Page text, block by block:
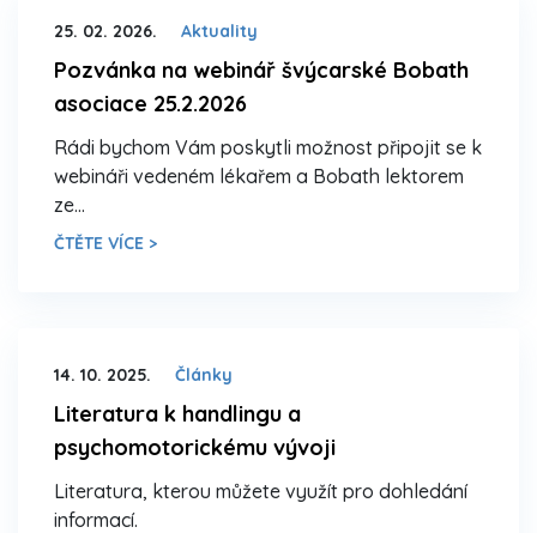
25. 02. 2026. Aktuality
Pozvánka na webinář švýcarské Bobath
asociace 25.2.2026
Rádi bychom Vám poskytli možnost připojit se k
webináři vedeném lékařem a Bobath lektorem
ze…
ČTĚTE VÍCE >
14. 10. 2025. Články
Literatura k handlingu a
psychomotorickému vývoji
Literatura, kterou můžete využít pro dohledání
informací.